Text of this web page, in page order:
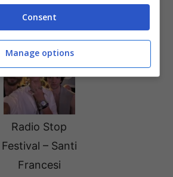
Festival –
Sarah
Radio Stop
Festival – Santi
Francesi
Consent
Manage options